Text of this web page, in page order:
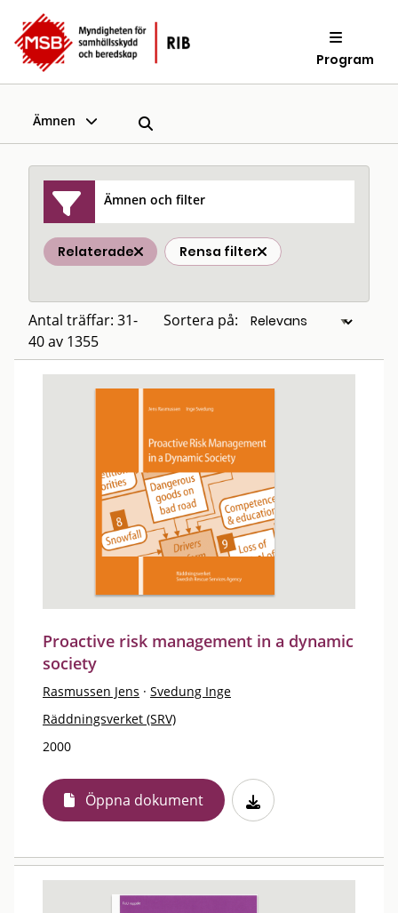
Program
Ämnen
Ämnen och filter
Relaterade Rensa filter
Antal träffar: 31-
40 av 1355
Sortera på:
Proactive risk management in a dynamic
society
Rasmussen Jens · Svedung Inge
Räddningsverket (SRV)
2000
Öppna dokument